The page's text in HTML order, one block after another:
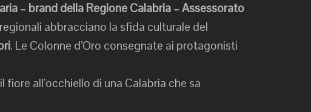
– brand della Regione Calabria – Assessorato
abbracciano la sfida culturale del
. Le Colonne d’Oro consegnate ai protagonisti
all’occhiello di una Calabria che sa